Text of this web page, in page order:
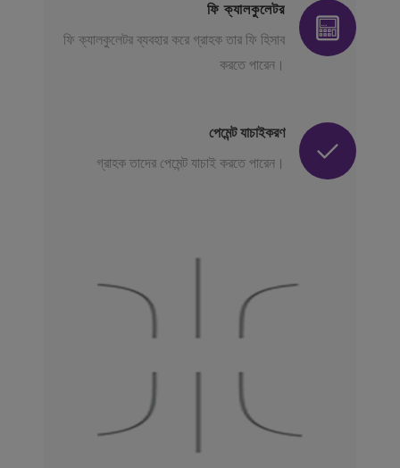
ফি ক্যালকুলেটর
ফি ক্যালকুলেটর ব্যবহার করে গ্রাহক তার ফি হিসাব
করতে পারেন।
পেমেন্ট যাচাইকরণ
গ্রাহক তাদের পেমেন্ট যাচাই করতে পারেন।